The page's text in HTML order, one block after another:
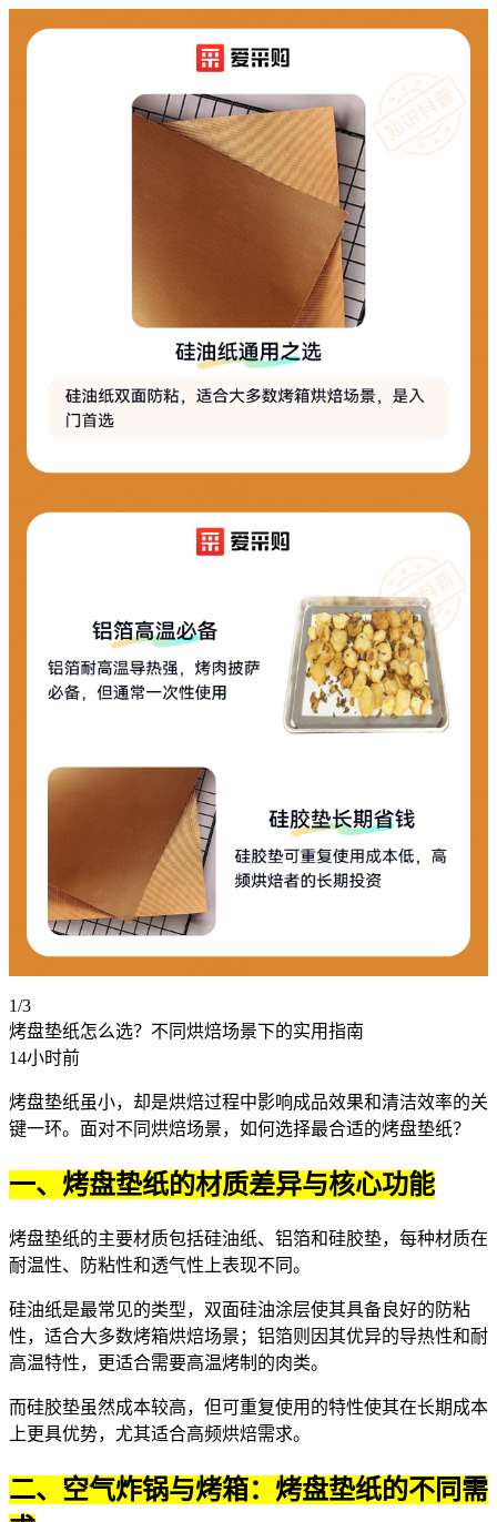
1/3
烤盘垫纸怎么选？不同烘焙场景下的实用指南
14小时前
烤盘垫纸虽小，却是烘焙过程中影响成品效果和清洁效率的关
键一环。面对不同烘焙场景，如何选择最合适的烤盘垫纸？
一、烤盘垫纸的材质差异与核心功能
烤盘垫纸的主要材质包括硅油纸、铝箔和硅胶垫，每种材质在
耐温性、防粘性和透气性上表现不同。
硅油纸是最常见的类型，双面硅油涂层使其具备良好的防粘
性，适合大多数烤箱烘焙场景；铝箔则因其优异的导热性和耐
高温特性，更适合需要高温烤制的肉类。
而硅胶垫虽然成本较高，但可重复使用的特性使其在长期成本
上更具优势，尤其适合高频烘焙需求。
二、空气炸锅与烤箱：烤盘垫纸的不同需